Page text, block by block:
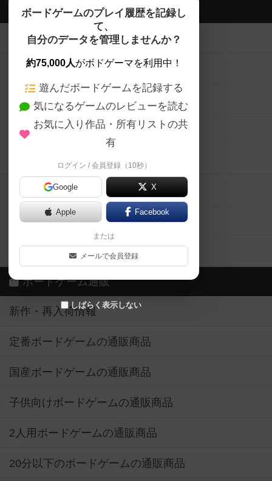
ボードゲームのプレイ履歴を記録し
て、
自分のデータを管理しませんか？
約75,000人がボドゲーマを利用中！
遊んだボードゲームを記録する
気になるゲームのレビューを読む
お気に入り作品・所有リストの共
有
ログイン / 会員登録（10秒）
Google X
Apple Facebook
または
メールで会員登録
しばらく表示しない
ボドゲーマTOP
ボードゲームを検索する
ボードゲームの新着レビュー
ボードゲーム会情報
メカニクス特集
掲示板・トピックス
ボドとも・会員一覧
ボードゲーム業界コラム
ボドゲーマご利用案内
ボードゲーム通販
新作・再入荷情報
定番ボードゲームの通販商品
国産ボードゲームの通販商品
子供向けボードゲームの通販商品
2人用ボードゲームの通販商品
20分以下のボードゲームの通販商品